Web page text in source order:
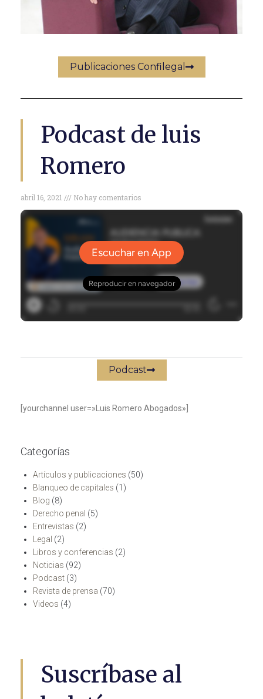
Publicaciones Confilegal
Podcast de luis
Romero
abril 16, 2021 No hay comentarios
Podcast
[yourchannel user=»Luis Romero Abogados»]
Categorías
Artículos y publicaciones (50)
Blanqueo de capitales (1)
Blog (8)
Derecho penal (5)
Entrevistas (2)
Legal (2)
Libros y conferencias (2)
Noticias (92)
Podcast (3)
Revista de prensa (70)
Videos (4)
Suscríbase al